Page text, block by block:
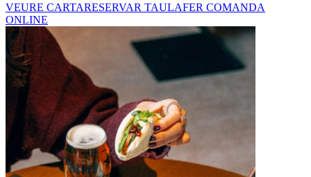
VEURE CARTARESERVAR TAULAFER COMANDA
ONLINE